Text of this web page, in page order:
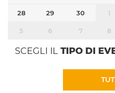
28 29 30 1
5 6 7 8
SCEGLI IL TIPO DI